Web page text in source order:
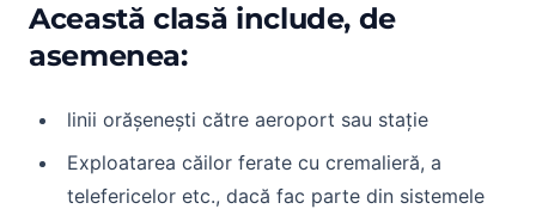
Această clasă include, de
asemenea:
linii orășenești către aeroport sau stație
Exploatarea căilor ferate cu cremalieră, a
telefericelor etc., dacă fac parte din sistemele